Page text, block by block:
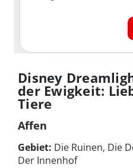
Disney
der Ewigkeit:
Tiere
Affen
Gebiet: Die Ruinen, Die
Der Innenhof